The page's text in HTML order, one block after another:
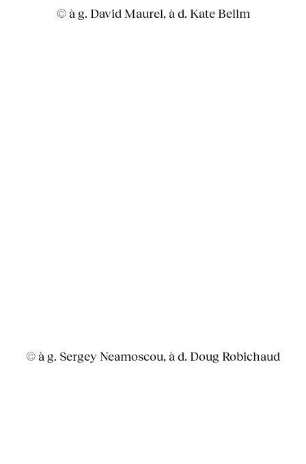
© à g. David Maurel, à d. Kate Bellm
© à g. Sergey Neamoscou, à d. Doug Robichaud